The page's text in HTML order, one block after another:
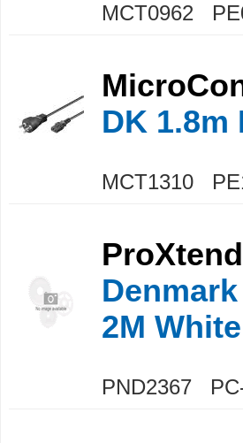
MCT0962
DK 1.8m
MCT1310
ProXtend
2M White
PND2367